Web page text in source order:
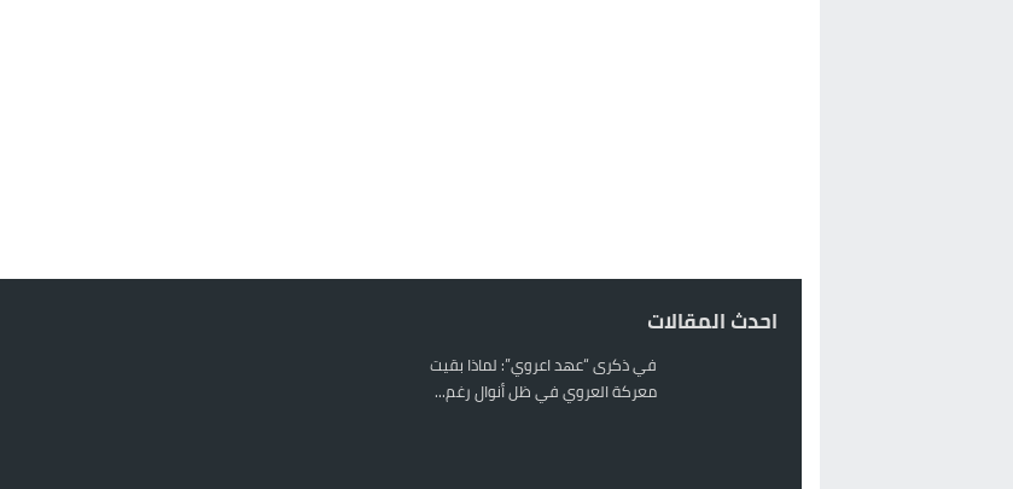
احدث المقالات
في ذكرى “عهد اعروي”: لماذا بقيت
معركة العروي في ظل أنوال رغم...